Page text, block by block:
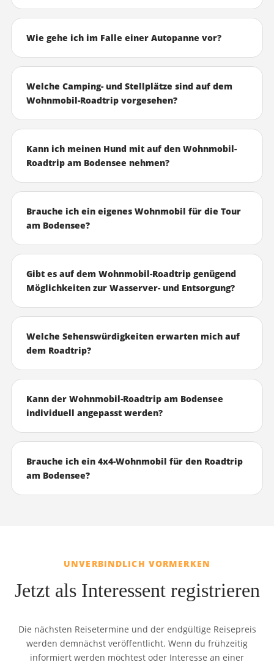
Wie gehe ich im Falle einer Autopanne vor?
Welche Camping- und Stellplätze sind auf dem
Wohnmobil-Roadtrip vorgesehen?
Kann ich meinen Hund mit auf den Wohnmobil-
Roadtrip am Bodensee nehmen?
Brauche ich ein eigenes Wohnmobil für die Tour
am Bodensee?
Gibt es auf dem Wohnmobil-Roadtrip genügend
Möglichkeiten zur Wasserver- und Entsorgung?
Welche Sehenswürdigkeiten erwarten mich auf
dem Roadtrip?
Kann der Wohnmobil-Roadtrip am Bodensee
individuell angepasst werden?
Brauche ich ein 4x4-Wohnmobil für den Roadtrip
am Bodensee?
UNVERBINDLICH VORMERKEN
Jetzt als Interessent registrieren
Die nächsten Reisetermine und der endgültige Reisepreis
werden demnächst veröffentlicht. Wenn du frühzeitig
informiert werden möchtest oder Interesse an einer